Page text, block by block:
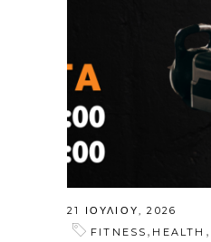
21 ΙΟΥΛΊΟΥ, 2026
FITNESS , HEALTH ,